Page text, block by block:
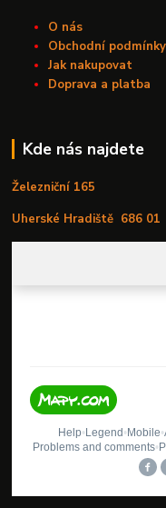
O nás
Obchodní podmínky
Jak nakupovat
Doprava a platba
Kde nás najdete
Železniční 165
Uherské Hradiště 686 01